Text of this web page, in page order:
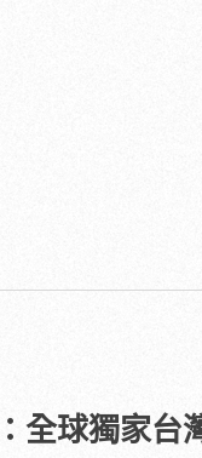
全球獨家台